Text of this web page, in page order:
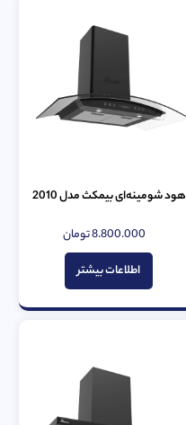
هود شومینه‌ای بیمکث مدل 2010
امتیاز
0
از
5
8.800.000تومان
اطلاعات بیشتر